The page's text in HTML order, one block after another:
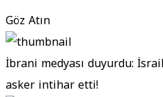
Göz Atın
İbrani medyası duyurdu:
asker intihar etti!